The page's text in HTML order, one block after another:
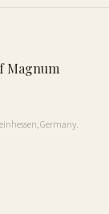
Magnum
Germany.